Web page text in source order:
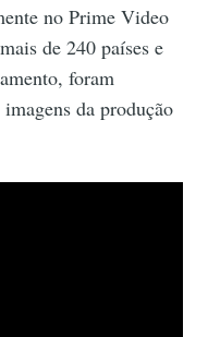
no Prime Video
de 240 países e
foram
da produção